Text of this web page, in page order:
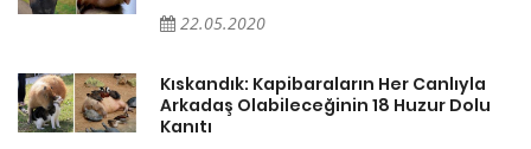
22.05.2020
Kıskandık: Kapibaraların Her Canlıyla
Arkadaş Olabileceğinin 18 Huzur Dolu
Kanıtı